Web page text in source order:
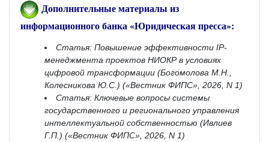
Дополнительные материалы из
информационного банка «Юридическая пресса»:
Статья: Повышение эффективности IP-
менеджмента проектов НИОКР в условиях
цифровой трансформации (Богомолова М.Н.,
Колесникова Ю.С.) («Вестник ФИПС», 2026, N 1)
Статья: Ключевые вопросы системы
государственного и регионального управления
интеллектуальной собственностью (Ивлиев
Г.П.) («Вестник ФИПС», 2026, N 1)